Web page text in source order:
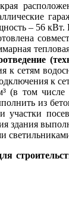
края
– 56 кВт.
к сетям
к
(в том
из
здания